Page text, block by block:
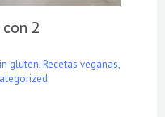
2
gluten,Recetas veganas,